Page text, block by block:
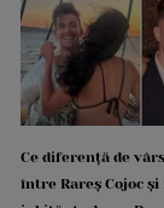
Ce diferență de
între Rareș Cojoc și